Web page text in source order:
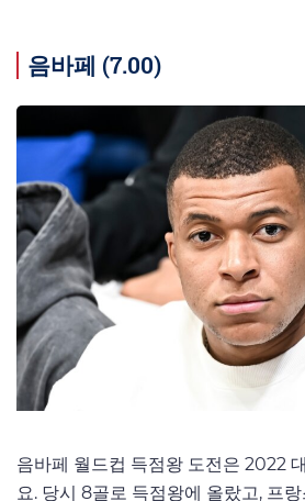
음바페 (7.00)
음바페 월드컵 득점왕 도전은 2022
요. 당시 8골로 득점왕에 올랐고, 프